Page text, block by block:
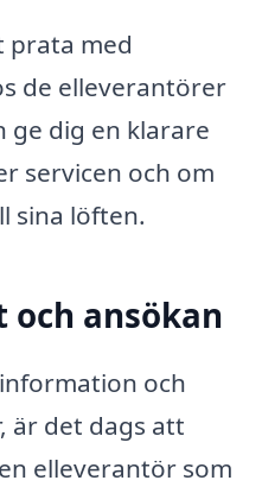
prata med
de elleverantörer
ge dig en klarare
servicen och om
sina löften.
ansökan
och
är det dags att
elleverantör som